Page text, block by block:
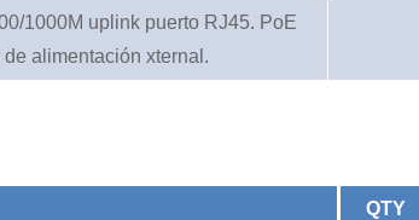
/1000M uplink puerto RJ45. PoE
alimentación xternal.
QTY